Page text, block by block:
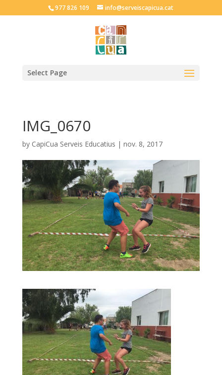
977 826 109 info@serveiscapicua.cat
Select Page
IMG_0670
by CapiCua Serveis Educatius | nov. 8, 2017